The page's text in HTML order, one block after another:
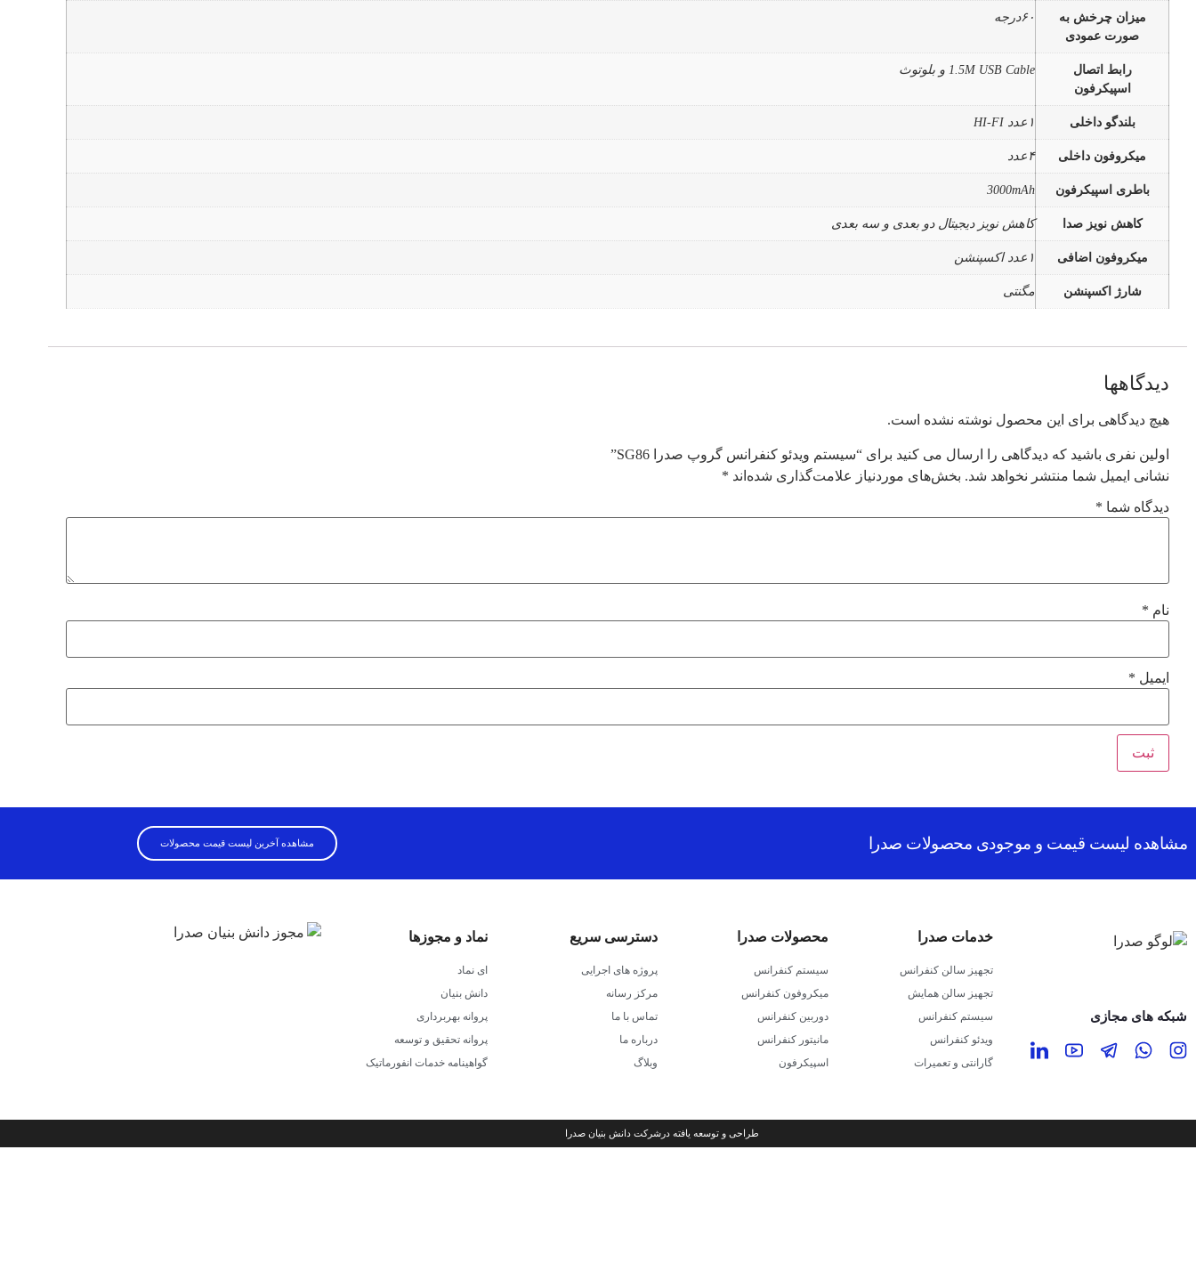
میزان چرخش به
صورت عمودی
۶۰درجه
رابط اتصال
اسپیکرفون
1.5M USB Cable و بلوتوث
بلندگو داخلی ۱عدد HI-FI
میکروفون داخلی ۴عدد
باطری اسپیکرفون 3000mAh
کاهش نویز صدا کاهش نویز دیجیتال دو بعدی و سه بعدی
میکروفون اضافی ۱عدد اکسپنشن
شارژ اکسپنشن مگنتی
دیدگاهها
هیچ دیدگاهی برای این محصول نوشته نشده است.
اولین نفری باشید که دیدگاهی را ارسال می کنید برای “سیستم ویدئو کنفرانس گروپ صدرا SG86”
نشانی ایمیل شما منتشر نخواهد شد. بخش‌های موردنیاز علامت‌گذاری شده‌اند *
دیدگاه شما *
نام *
ایمیل *
مشاهده لیست قیمت و موجودی محصولات صدرا مشاهده آخرین لیست قیمت محصولات
شبکه های مجازی
خدمات صدرا
تجهیز سالن کنفرانس
تجهیز سالن همایش
سیستم کنفرانس
ویدئو کنفرانس
گارانتی و تعمیرات
محصولات صدرا
سیستم کنفرانس
میکروفون کنفرانس
دوربین کنفرانس
مانیتور کنفرانس
اسپیکرفون
دسترسی سریع
پروژه های اجرایی
مرکز رسانه
تماس با ما
درباره ما
وبلاگ
نماد و مجوزها
ای نماد
دانش بنیان
پروانه بهربرداری
پروانه تحقیق و توسعه
گواهینامه خدمات انفورماتیک
طراحی و توسعه یافته درشرکت دانش بنیان صدرا